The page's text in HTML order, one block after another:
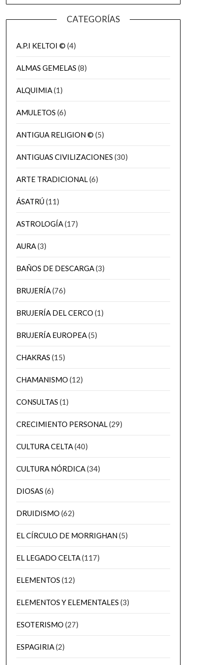
CATEGORÍAS
A.P.I KELTOI © (4)
ALMAS GEMELAS (8)
ALQUIMIA(1)
AMULETOS (6)
ANTIGUA RELIGION © (5)
ANTIGUAS CIVILIZACIONES (30)
ARTE TRADICIONAL(6)
ÁSATRÚ(11)
ASTROLOGÍA(17)
AURA(3)
BAÑOS DE DESCARGA(3)
BRUJERÍA(76)
BRUJERÍA DEL CERCO (1)
BRUJERÍA EUROPEA(5)
CHAKRAS (15)
CHAMANISMO (12)
CONSULTAS (1)
CRECIMIENTO PERSONAL(29)
CULTURA CELTA(40)
CULTURA NÓRDICA(34)
DIOSAS (6)
DRUIDISMO (62)
EL CÍRCULO DE MORRIGHAN(5)
EL LEGADO CELTA(117)
ELEMENTOS (12)
ELEMENTOS Y ELEMENTALES (3)
ESOTERISMO (27)
ESPAGIRIA(2)